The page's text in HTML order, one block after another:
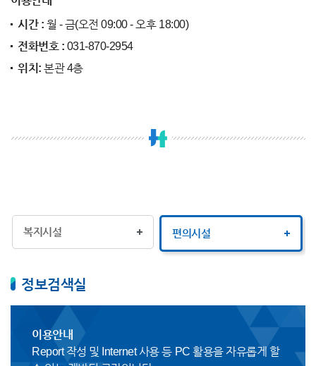
시간 : 월 - 금(오전 09:00 - 오후 18:00)
전화번호 : 031-870-2954
위치:본관 4층
복지시설 편의시설
정보검색실
이용안내
Report 작성 및 Internet 사용 등 PC 활용을 자유롭게 할